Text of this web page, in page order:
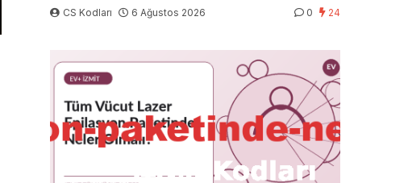
CS Kodları 6 Ağustos 2026 0 24